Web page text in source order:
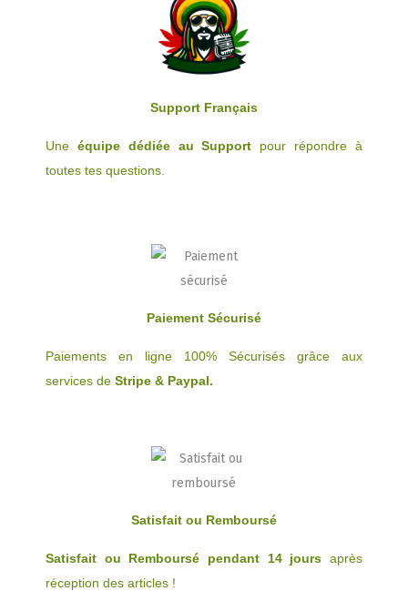
Support Français
Une équipe dédiée au Support pour répondre à
toutes tes questions.
Paiement Sécurisé
Paiements en ligne 100% Sécurisés grâce aux
services de Stripe & Paypal.
Satisfait ou Remboursé
Satisfait ou Remboursé pendant 14 jours après
réception des articles !